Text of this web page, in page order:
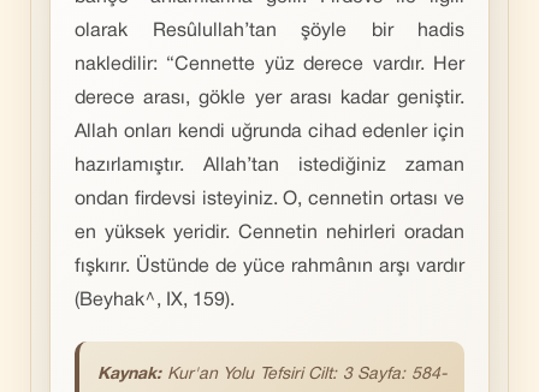
olarak Resûlullah’tan şöyle bir hadis
nakledilir: “Cennette yüz derece vardır. Her
derece arası, gökle yer arası kadar geniştir.
Allah onları kendi uğrunda cihad edenler için
hazırlamıştır. Allah’tan istediğiniz zaman
ondan firdevsi isteyiniz. O, cennetin ortası ve
en yüksek yeridir. Cennetin nehirleri oradan
fışkırır. Üstünde de yüce rahmânın arşı vardır
(Beyhak^, IX, 159).
Kaynak: Kur'an Yolu Tefsiri Cilt: 3 Sayfa: 584-